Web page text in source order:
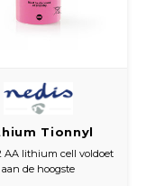
Tionnyl
3.6volt er
AA lithium cell voldoet
aan de hoogste